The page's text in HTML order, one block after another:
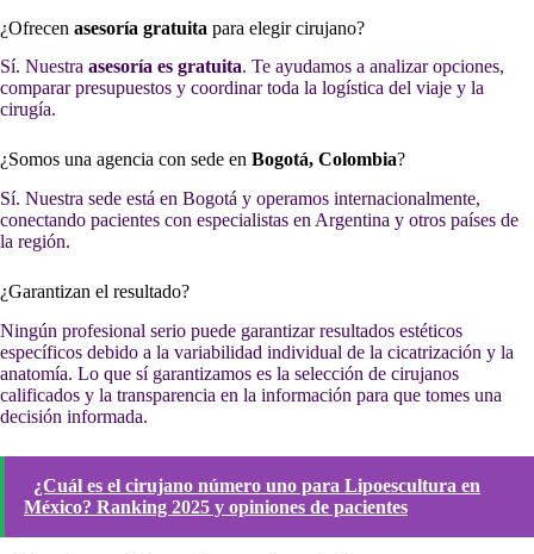
¿Ofrecen asesoría gratuita para elegir cirujano?
Sí. Nuestra asesoría es gratuita. Te ayudamos a analizar opciones,
comparar presupuestos y coordinar toda la logística del viaje y la
cirugía.
¿Somos una agencia con sede en Bogotá, Colombia?
Sí. Nuestra sede está en Bogotá y operamos internacionalmente,
conectando pacientes con especialistas en Argentina y otros países de
la región.
¿Garantizan el resultado?
Ningún profesional serio puede garantizar resultados estéticos
específicos debido a la variabilidad individual de la cicatrización y la
anatomía. Lo que sí garantizamos es la selección de cirujanos
calificados y la transparencia en la información para que tomes una
decisión informada.
¿Cuál es el cirujano número uno para Lipoescultura en
México? Ranking 2025 y opiniones de pacientes